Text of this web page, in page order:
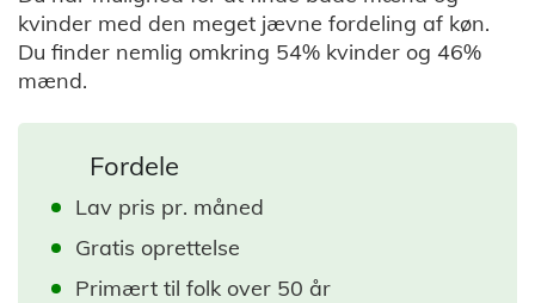
kvinder med den meget jævne fordeling af køn.
Du finder nemlig omkring 54% kvinder og 46%
mænd.
Fordele
Lav pris pr. måned
Gratis oprettelse
Primært til folk over 50 år